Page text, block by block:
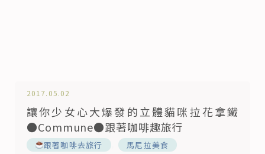
2017.05.02
讓你少女心大爆發的立體貓咪拉花拿鐵
●Commune●跟著咖啡趣旅行
跟著咖啡去旅行 , 馬尼拉美食